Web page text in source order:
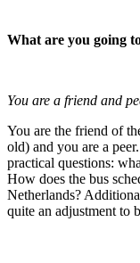
What are you going
You are a friend and
You are the friend of
old) and you are a
practical questions:
How does the bus
Netherlands?
quite an adjustment to